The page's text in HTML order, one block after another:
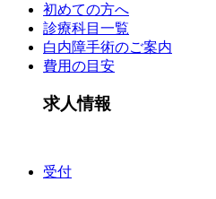
初めての方へ
診療科目一覧
白内障手術のご案内
費用の目安
求人情報
受付